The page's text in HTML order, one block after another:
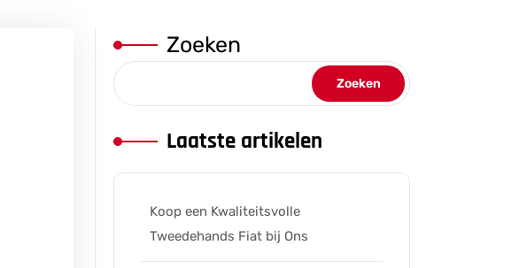
Zoeken
Zoeken
Laatste artikelen
Koop een Kwaliteitsvolle
Tweedehands Fiat bij Ons